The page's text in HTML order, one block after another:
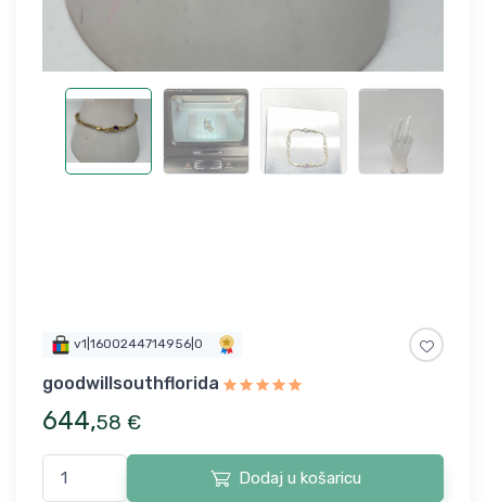
v1|1600244714956|0
goodwillsouthflorida
644,58 €
Dodaj u košaricu